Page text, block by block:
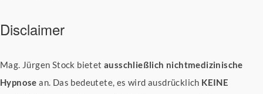
Disclaimer
Mag. Jürgen Stock bietet ausschließlich nichtmedizinische
Hypnose an. Das bedeutete, es wird ausdrücklich KEINE